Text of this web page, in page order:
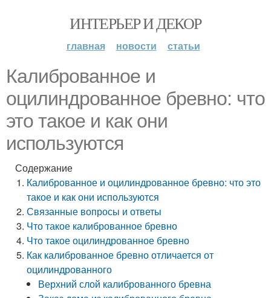
ИНТЕРЬЕР И ДЕКОР
главная новости статьи
Калиброванное и
оцилиндрованное бревно: что
это такое и как они
используются
Содержание
Калиброванное и оцилиндрованное бревно: что это
такое и как они используются
Связанные вопросы и ответы
Что такое калиброванное бревно
Что такое оцилиндрованное бревно
Как калиброванное бревно отличается от
оцилиндрованного
Верхний слой калиброванного бревна